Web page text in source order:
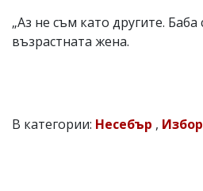
„Аз не съм като другите. Баба
възрастната жена.
В категории: Несебър ,